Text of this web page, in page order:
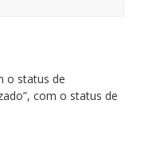
o status de
com o status de